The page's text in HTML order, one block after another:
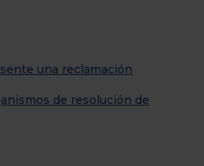
una reclamación
de resolución de